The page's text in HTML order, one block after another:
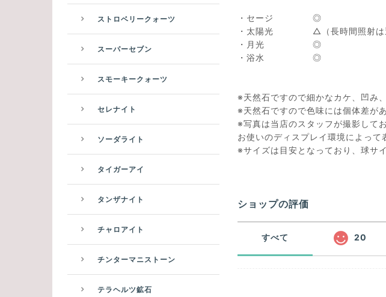
・セージ ◎
・太陽光 △（長時間照射は避
・月光 ◎
・浴水 ◎
※天然石ですので細かなカケ、凹み
※天然石ですので色味には個体差があ
※写真は当店のスタッフが撮影して
お使いのディスプレイ環境によって
※サイズは目安となっており、球サ
ショップの評価
すべて 20
ストロベリークォーツ
スーパーセブン
スモーキークォーツ
セレナイト
ソーダライト
タイガーアイ
タンザナイト
チャロアイト
チンターマニストーン
テラヘルツ鉱石